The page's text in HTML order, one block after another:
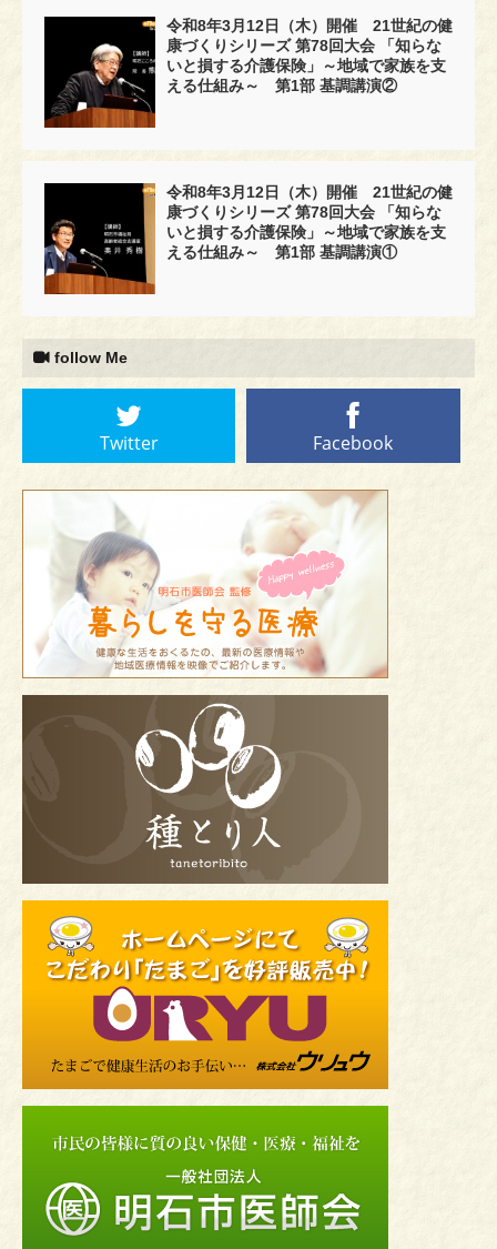
令和8年3月12日（木）開催 21世紀の健
康づくりシリーズ 第78回大会 「知らな
いと損する介護保険」～地域で家族を支
える仕組み～ 第1部 基調講演②
令和8年3月12日（木）開催 21世紀の健
康づくりシリーズ 第78回大会 「知らな
いと損する介護保険」～地域で家族を支
える仕組み～ 第1部 基調講演①
follow Me
Twitter Facebook